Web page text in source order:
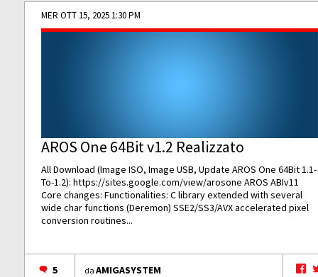
MER OTT 15, 2025 1:30 PM
AROS One 64Bit v1.2 Realizzato
All Download (Image ISO, Image USB, Update AROS One 64Bit 1.1-
To-1.2):https://sites.google.com/view/arosone AROS ABIv11
Core changes: Functionalities: C library extended with several
wide char functions (Deremon) SSE2/SS3/AVX accelerated pixel
conversion routines...
5 daAMIGASYSTEM